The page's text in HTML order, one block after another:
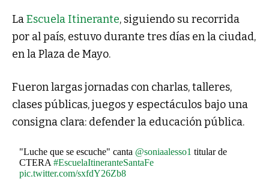
LaEscuela Itinerante, siguiendo su recorrida
por al país, estuvo durante tres días en la ciudad,
en la Plaza de Mayo.
Fueron largas jornadas con charlas, talleres,
clases públicas, juegos y espectáculos bajo una
consigna clara: defender la educación pública.
"Luche que se escuche" canta @soniaalesso1 titular de
CTERA#EscuelaItineranteSantaFe
pic.twitter.com/sxfdY26Zb8